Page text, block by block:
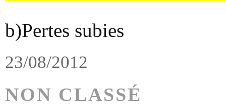
b)Pertes subies
23/08/2012
NON CLASSÉ